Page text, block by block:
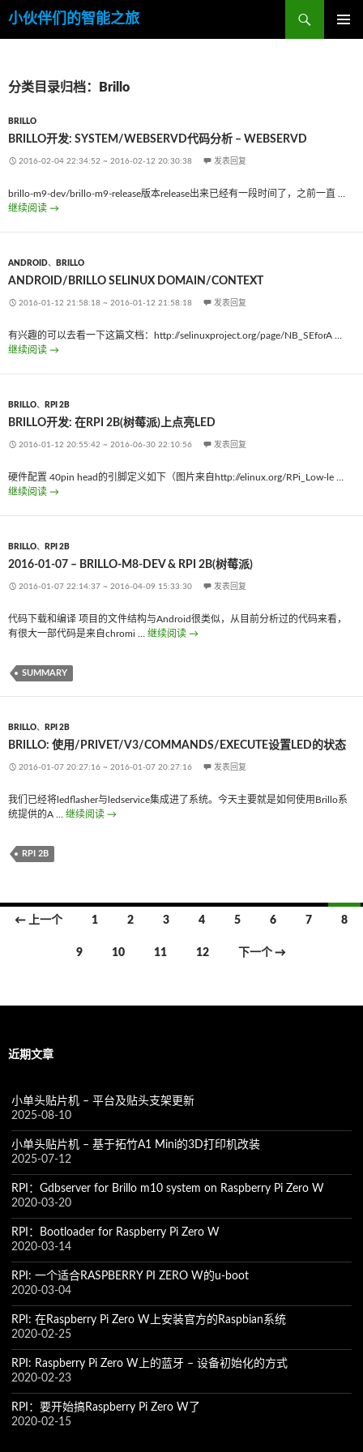
小伙伴们的智能之旅
索
容
分类目录归档：Brillo
BRILLO
BRILLO开发: SYSTEM/WEBSERVD代码分析 – WEBSERVD
2016-02-04 22:34:52 ~ 2016-02-12 20:30:38 发表回复
brillo-m9-dev/brillo-m9-release版本release出来已经有一段时间了，之前一直 …
继续阅读 Brillo开发: system/webservd代码分析 – webservd
→
ANDROID、 BRILLO
ANDROID/BRILLO SELINUX DOMAIN/CONTEXT
2016-01-12 21:58:18 ~ 2016-01-12 21:58:18 发表回复
有兴趣的可以去看一下这篇文档：http://selinuxproject.org/page/NB_SEforA …
继续阅读 Android/Brillo selinux domain/context
→
BRILLO、 RPI 2B
BRILLO开发: 在RPI 2B(树莓派)上点亮LED
2016-01-12 20:55:42 ~ 2016-06-30 22:10:56 发表回复
硬件配置 40pin head的引脚定义如下（图片来自http://elinux.org/RPi_Low-le …
继续阅读 Brillo开发: 在RPi 2B(树莓派)上点亮LED
→
BRILLO、 RPI 2B
2016-01-07 – BRILLO-M8-DEV & RPI 2B(树莓派)
2016-01-07 22:14:37 ~ 2016-04-09 15:33:30 发表回复
代码下载和编译 项目的文件结构与Android很类似，从目前分析过的代码来看，
有很大一部代码是来自chromi … 继续阅读 2016-01-07 – Brillo-m8-dev & RPi 2B(树
→
SUMMARY
BRILLO、 RPI 2B
BRILLO: 使用/PRIVET/V3/COMMANDS/EXECUTE设置LED的状态
2016-01-07 20:27:16 ~ 2016-01-07 20:27:16 发表回复
我们已经将ledflasher与ledservice集成进了系统。今天主要就是如何使用Brillo系
统提供的A … 继续阅读 Brillo: 使用/privet/v3/commands/execute设置LED的状态
→
RPI 2B
导
← 上一个 1 2 3 4 5 6 7 8
9 10 11 12 下一个 →
近期文章
小单头贴片机 – 平台及贴头支架更新
2025-08-10
小单头贴片机 – 基于拓竹A1 Mini的3D打印机改装
2025-07-12
RPI：Gdbserver for Brillo m10 system on Raspberry Pi Zero W
2020-03-20
RPI：Bootloader for Raspberry Pi Zero W
2020-03-14
RPI: 一个适合RASPBERRY PI ZERO W的u-boot
2020-03-04
RPI: 在Raspberry Pi Zero W上安装官方的Raspbian系统
2020-02-25
RPI: Raspberry Pi Zero W上的蓝牙 – 设备初始化的方式
2020-02-23
RPI：要开始搞Raspberry Pi Zero W了
2020-02-15